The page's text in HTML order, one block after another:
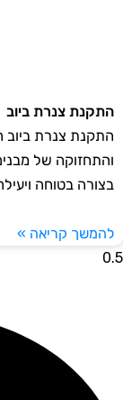
התקנת צנרת ביוב
התקנת צנרת ביוב
והתחזוקה של
בצורה בטוחה
להמשך קריאה »